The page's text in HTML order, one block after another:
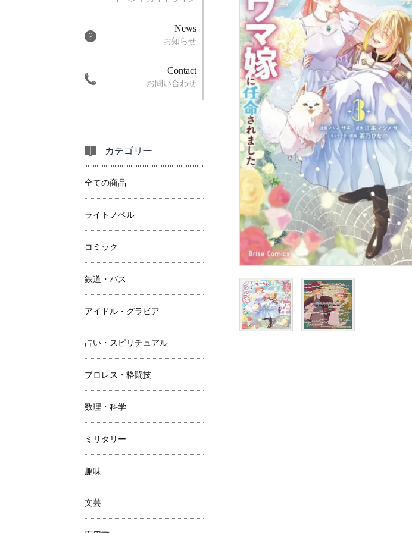
News
お知らせ
Contact
お問い合わせ
カテゴリー
全ての商品
ライトノベル
コミック
鉄道・バス
アイドル・グラビア
占い・スピリチュアル
プロレス・格闘技
数理・科学
ミリタリー
趣味
文芸